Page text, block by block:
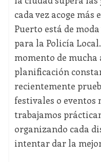
cada vez acoge más
Puerto está de
para la Policía
momento de mucha
planificación
recientemente
festivales o
trabajamos
organizando cada
intentar dar la